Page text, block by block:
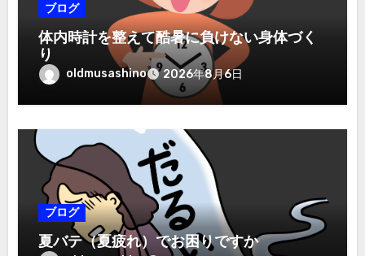
ブログ
体内時計を整えて酷暑に負けない身体づく
り
oldmusashino 2026年8月6日
ブログ
夏バテ（夏疲れ）でお困りですか